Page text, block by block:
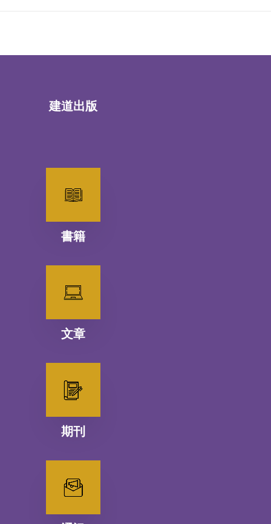
建道出版
書籍
文章
期刊